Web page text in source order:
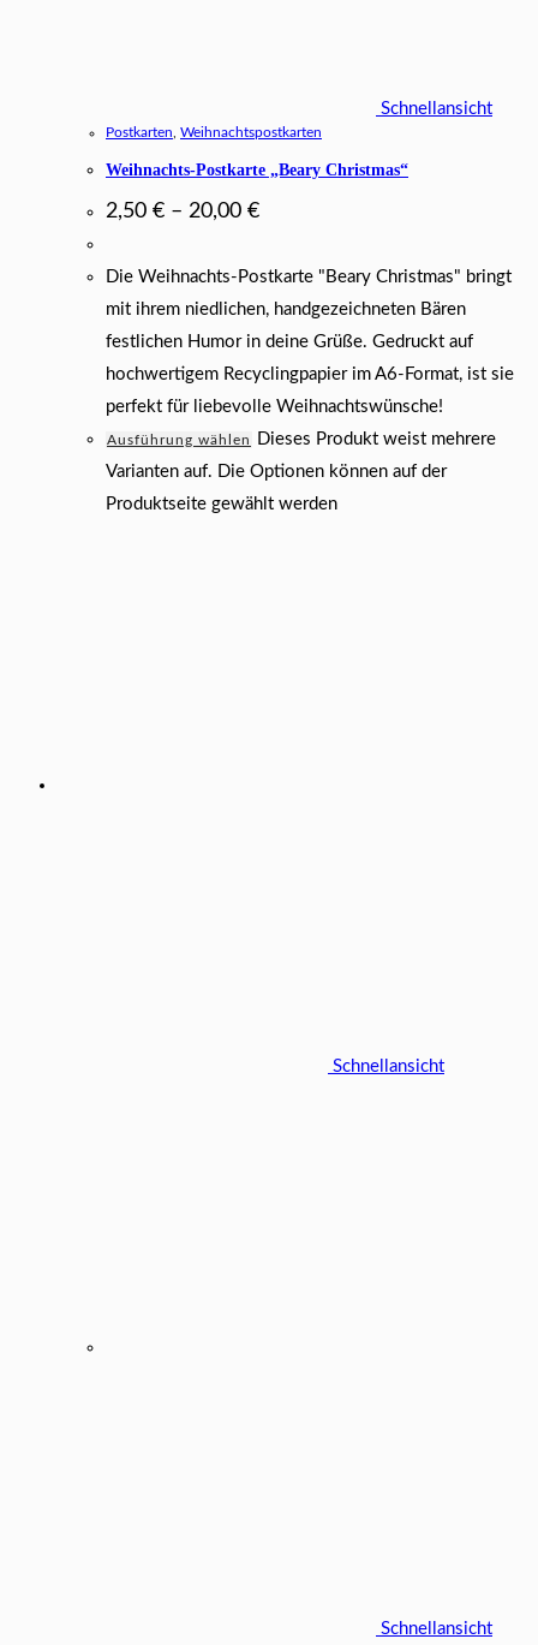
Schnellansicht
Postkarten Weihnachtspostkarten
Weihnachts-Postkarte „Beary Christmas“
2,50 € – 20,00 €
Die Weihnachts-Postkarte "Beary Christmas" bringt
mit ihrem niedlichen, handgezeichneten Bären
festlichen Humor in deine Grüße. Gedruckt auf
hochwertigem Recyclingpapier im A6-Format, ist sie
perfekt für liebevolle Weihnachtswünsche!
Ausführung wählen
Dieses Produkt weist mehrere
Varianten auf. Die Optionen können auf der
Produktseite gewählt werden
Schnellansicht
Schnellansicht